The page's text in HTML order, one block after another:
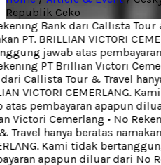
Republik Ceko
Bank dari Callista Tour
PT. BRILLIAN VICTORI
jawab atas
PT Brillian Victori
Callista Tour & Travel
VICTORI CEMERLANG.
pembayaran apapun
Victori Cemerlang• No
hanya beratas namakan
Kami tidak
apapun diluar dari No